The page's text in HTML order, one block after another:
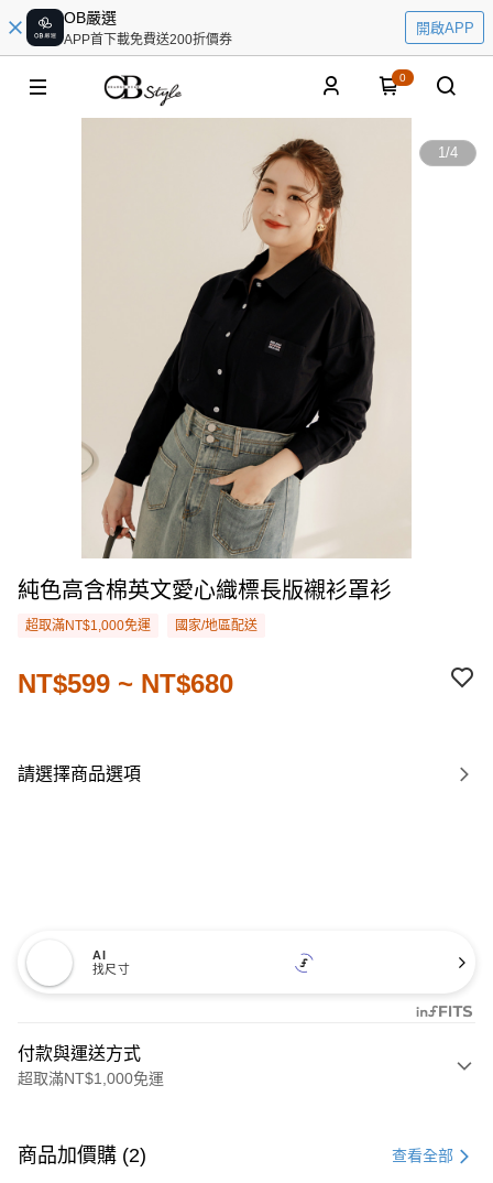
OB嚴選
APP首下載免費送200折價券
開啟APP
0
1/4
純色高含棉英文愛心織標長版襯衫罩衫
超取滿NT$1,000免運 國家/地區配送
NT$599 ~ NT$680
請選擇商品選項
AI
找尺寸
付款與運送方式
超取滿NT$1,000免運
信用卡一次付款
商品加價購 (2) 查看全部